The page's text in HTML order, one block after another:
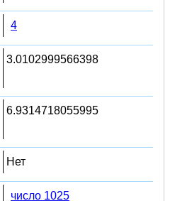
4
3.0102999566398
6.9314718055995
Нет
число 1025